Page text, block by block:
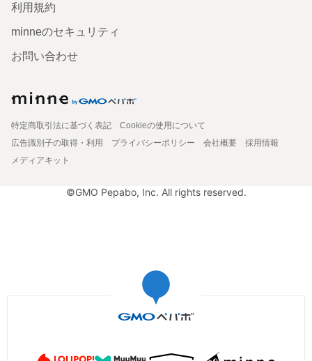
利用規約
minneのセキュリティ
お問い合わせ
特定商取引法に基づく表記
Cookieの使用について
広告識別子の取得・利用
プライバシーポリシー 会社概要
採用情報
メディアキット
©GMO Pepabo, Inc. All rights reserved.